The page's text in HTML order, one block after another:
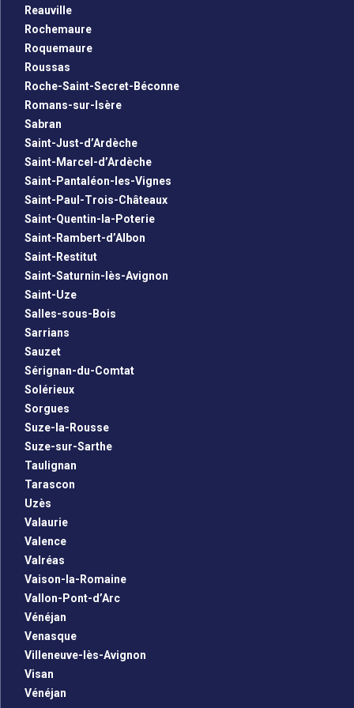
Reauville
Rochemaure
Roquemaure
Roussas
Roche-Saint-Secret-Béconne
Romans-sur-Isère
Sabran
Saint-Just-d’Ardèche
Saint-Marcel-d’Ardèche
Saint-Pantaléon-les-Vignes
Saint-Paul-Trois-Châteaux
Saint-Quentin-la-Poterie
Saint-Rambert-d’Albon
Saint-Restitut
Saint-Saturnin-lès-Avignon
Saint-Uze
Salles-sous-Bois
Sarrians
Sauzet
Sérignan-du-Comtat
Solérieux
Sorgues
Suze-la-Rousse
Suze-sur-Sarthe
Taulignan
Tarascon
Uzès
Valaurie
Valence
Valréas
Vaison-la-Romaine
Vallon-Pont-d’Arc
Vénéjan
Venasque
Villeneuve-lès-Avignon
Visan
Vénéjan